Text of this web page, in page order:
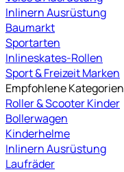
Inlinern Ausrüstung
Baumarkt
Sportarten
Inlineskates-Rollen
Sport & Freizeit Marken
Empfohlene Kategorien
Roller & Scooter Kinder
Bollerwagen
Kinderhelme
Inlinern Ausrüstung
Laufräder